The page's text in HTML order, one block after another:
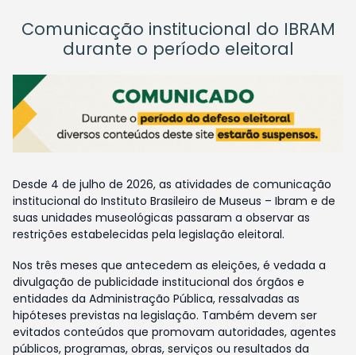
Comunicação institucional do IBRAM
durante o período eleitoral
Desde 4 de julho de 2026, as atividades de comunicação
institucional do Instituto Brasileiro de Museus – Ibram e de
suas unidades museológicas passaram a observar as
restrições estabelecidas pela legislação eleitoral.
Nos três meses que antecedem as eleições, é vedada a
divulgação de publicidade institucional dos órgãos e
entidades da Administração Pública, ressalvadas as
hipóteses previstas na legislação. Também devem ser
evitados conteúdos que promovam autoridades, agentes
públicos, programas, obras, serviços ou resultados da